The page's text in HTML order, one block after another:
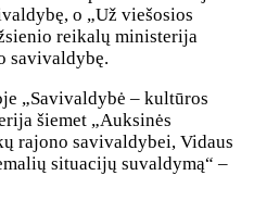
o „Už viešosios
reikalų ministerija
savivaldybę.
„Savivaldybė – kultūros
šiemet „Auksinės
rajono savivaldybei, Vidaus
situacijų suvaldymą“ –